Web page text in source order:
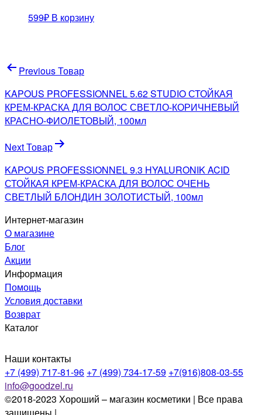
599₽ В корзину
Навигация
по
записям
Previous Товар
KAPOUS PROFESSIONNEL 5.62 STUDIO СТОЙКАЯ
КРЕМ-КРАСКА ДЛЯ ВОЛОС СВЕТЛО-КОРИЧНЕВЫЙ
КРАСНО-ФИОЛЕТОВЫЙ, 100мл
Next Товар
KAPOUS PROFESSIONNEL 9.3 HYALURONIK ACID
СТОЙКАЯ КРЕМ-КРАСКА ДЛЯ ВОЛОС ОЧЕНЬ
СВЕТЛЫЙ БЛОНДИН ЗОЛОТИСТЫЙ, 100мл
Интернет-магазин
О магазине
Блог
Акции
Информация
Помощь
Условия доставки
Возврат
Каталог
Наши контакты
+7 (499) 717-81-96 +7 (499) 734-17-59 +7(916)808-03-55
info@goodzel.ru
©2018-2023 Хороший – магазин косметики | Все права